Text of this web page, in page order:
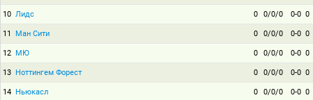
10 Лидс 0 0/0/0 0-0 0
11 Ман Сити 0 0/0/0 0-0 0
12 МЮ 0 0/0/0 0-0 0
13 Ноттингем Форест 0 0/0/0 0-0 0
14 Ньюкасл 0 0/0/0 0-0 0